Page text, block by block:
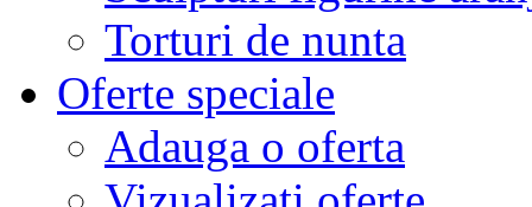
Torturi de nunta
Oferte speciale
Adauga o oferta